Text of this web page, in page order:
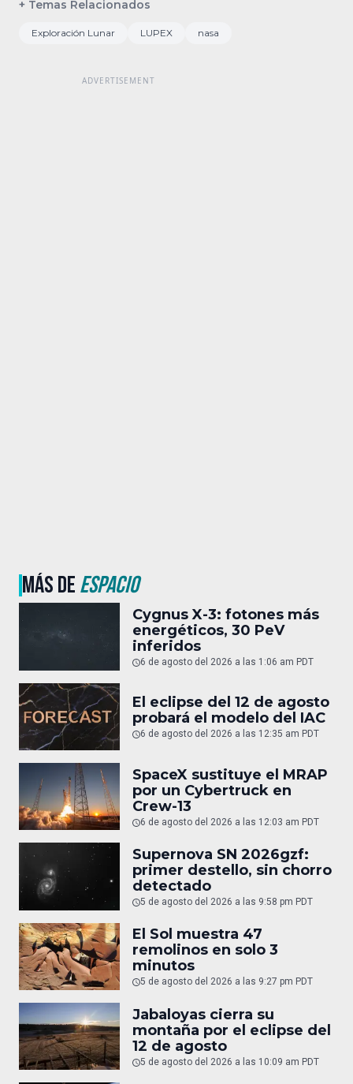
+ Temas Relacionados
Exploración Lunar LUPEX nasa
MÁS DEESPACIO
Cygnus X-3: fotones más
energéticos, 30 PeV
inferidos
6 de agosto del 2026 a las 1:06 am PDT
El eclipse del 12 de agosto
probará el modelo del IAC
6 de agosto del 2026 a las 12:35 am PDT
SpaceX sustituye el MRAP
por un Cybertruck en
Crew-13
6 de agosto del 2026 a las 12:03 am PDT
Supernova SN 2026gzf:
primer destello, sin chorro
detectado
5 de agosto del 2026 a las 9:58 pm PDT
El Sol muestra 47
remolinos en solo 3
minutos
5 de agosto del 2026 a las 9:27 pm PDT
Jabaloyas cierra su
montaña por el eclipse del
12 de agosto
5 de agosto del 2026 a las 10:09 am PDT